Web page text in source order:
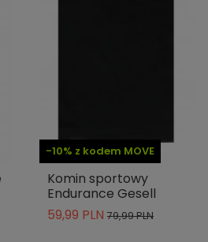
-10% z kodem MOVE
Komin sportowy
Endurance Gesell
59,99 PLN 79,99 PLN